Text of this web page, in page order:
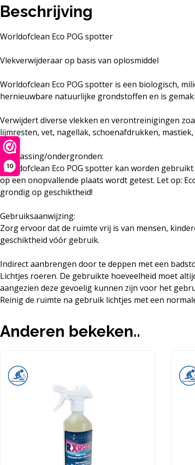
10
Beschrijving
Worldofclean Eco POG spotter
Vlekverwijderaar op basis van oplosmiddel
Worldofclean Eco POG spotter is een biologisch,
hernieuwbare natuurlijke grondstoffen en is
Verwijdert diverse vlekken en verontreinigingen
lijmresten, vet, nagellak, schoenafdrukken,
Toepassing/ondergronden:
Worldofclean Eco POG spotter kan worden
op een onopvallende plaats wordt getest. Let op:
grondig op geschiktheid!
Gebruiksaanwijzing:
Zorg ervoor dat de ruimte vrij is van mensen,
geschiktheid vóór gebruik.
Indirect aanbrengen door te deppen met een
Lichtjes roeren. De gebruikte hoeveelheid moet
aangezien deze gevoelig kunnen zijn voor het
Reinig de ruimte na gebruik lichtjes met een
Anderen bekeken..